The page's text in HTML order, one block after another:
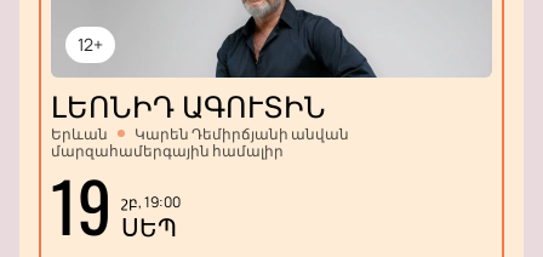
12+
ԼԵՈՆԻԴ ԱԳՈՒՏԻՆ
Երևան
Կարեն Դեմիրճյանի անվան
մարզահամերգային համալիր
19 շբ, 19:00
ՍԵՊ